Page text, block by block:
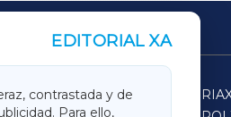
EDITORIAL XA
contrastada y de
Para ello,